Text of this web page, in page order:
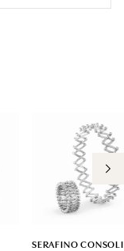
SERAFINO CONSOLI